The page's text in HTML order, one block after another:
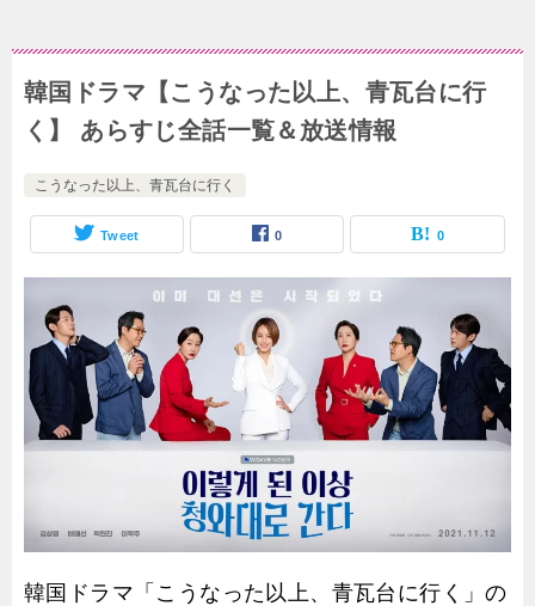
韓国ドラマ【こうなった以上、青瓦台に行
く】 あらすじ全話一覧＆放送情報
こうなった以上、青瓦台に行く
Tweet 0 0
韓国ドラマ「こうなった以上、青瓦台に行く」の